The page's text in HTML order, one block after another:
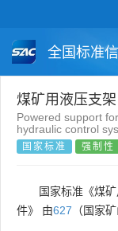
全国标准
国家标准
团体标准
煤矿用液压支
Powered support
hydraulic control
国家标准 强制性
国家标准《煤
件》 由627 （国家